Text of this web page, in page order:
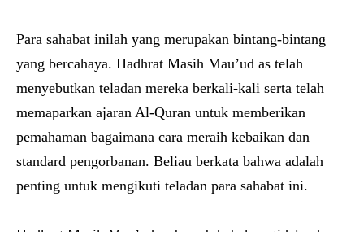
Para sahabat inilah yang merupakan bintang-bintang
yang bercahaya. Hadhrat Masih Mau’ud as telah
menyebutkan teladan mereka berkali-kali serta telah
memaparkan ajaran Al-Quran untuk memberikan
pemahaman bagaimana cara meraih kebaikan dan
standard pengorbanan. Beliau berkata bahwa adalah
penting untuk mengikuti teladan para sahabat ini.